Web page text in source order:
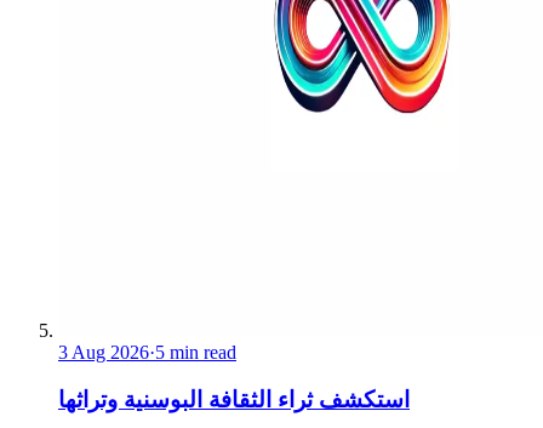
3 Aug 2026·5 min read
استكشف ثراء الثقافة البوسنية وتراثها